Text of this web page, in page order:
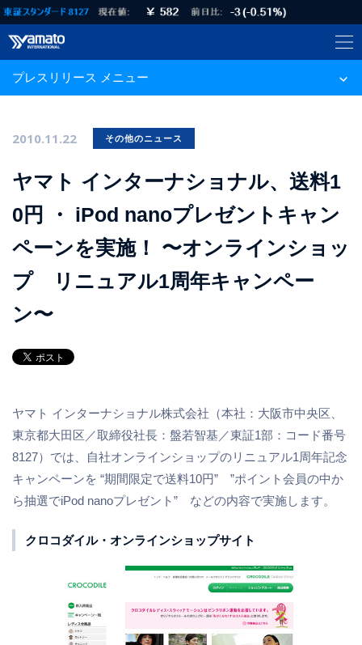
プレスリリース メニュー
2010.11.22 その他のニュース
ヤマト インターナショナル、送料1
0円 ・ iPod nanoプレゼントキャン
ペーンを実施！ 〜オンラインショッ
プ リニュアル1周年キャンペー
ン〜
ヤマト インターナショナル株式会社（本社：大阪市中央区、
東京都大田区／取締役社長：盤若智基／東証1部：コード番号
8127）では、自社オンラインショップのリニュアル1周年記念
キャンペーンを “期間限定で送料10円” ”ポイント会員の中か
ら抽選でiPod nanoプレゼント” などの内容で実施します。
クロコダイル・オンラインショップサイト